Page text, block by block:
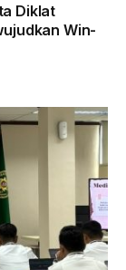
Diklat
Win-